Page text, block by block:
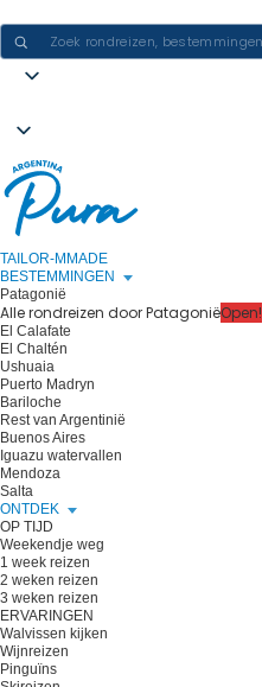
TAILOR-MMADE
BESTEMMINGEN
Patagonië
Alle rondreizen door PatagoniëOpen!
El Calafate
El Chaltén
Ushuaia
Puerto Madryn
Bariloche
Rest van Argentinië
Buenos Aires
Iguazu watervallen
Mendoza
Salta
ONTDEK
OP TIJD
Weekendje weg
1 week reizen
2 weken reizen
3 weken reizen
ERVARINGEN
Walvissen kijken
Wijnreizen
Pinguïns